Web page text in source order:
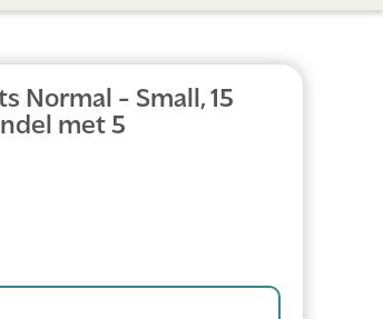
Normal - Small, 15
met 5